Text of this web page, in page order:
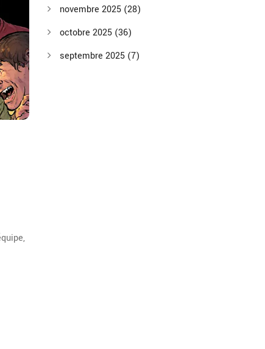
novembre 2025 (28)
octobre 2025 (36)
septembre 2025 (7)